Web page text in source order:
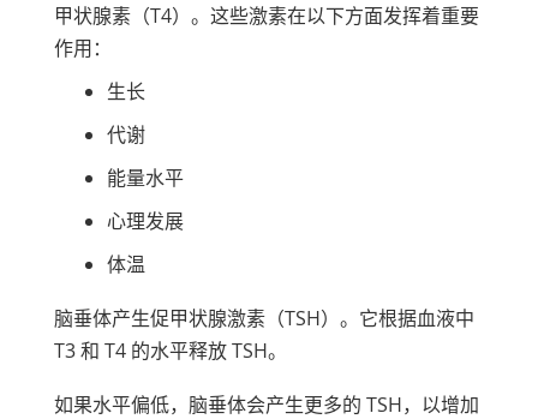
甲状腺素（T4）。这些激素在以下方面发挥着重要
作用：
生长
代谢
能量水平
心理发展
体温
脑垂体产生促甲状腺激素（TSH）。它根据血液中
T3 和 T4 的水平释放 TSH。
如果水平偏低，脑垂体会产生更多的 TSH，以增加